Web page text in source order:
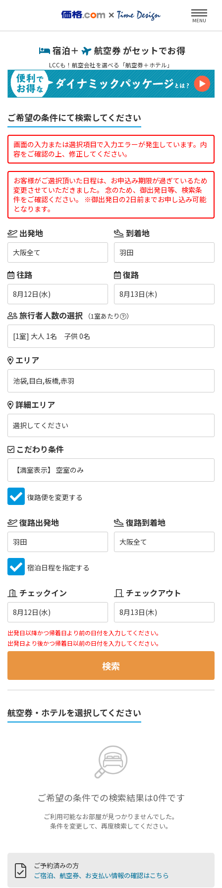
MENU
宿泊＋ 航空券 がセットでお得
LCCも！航空会社を選べる「航空券＋ホテル」
ご希望の条件にて検索してください
画面の入力または選択項目で入力エラーが発生しています。内
容をご確認の上、修正してください。
お客様がご選択頂いた日程は、お申込み期限が過ぎているため
変更させていただきました。 念のため、御出発日等、検索条
件をご確認ください。 ※御出発日の2日前までお申し込み可能
となります。
出発地
大阪全て
到着地
羽田
往路
8月12日(水)
復路
8月13日(木)
旅行者人数の選択 （1室あたり ）
[1室] 大人 1名 子供 0名
エリア
池袋,目白,板橋,赤羽
詳細エリア
選択してください
こだわり条件
【満室表示】 空室のみ
復路便を変更する
復路出発地
羽田
復路到着地
大阪全て
宿泊日程を指定する
チェックイン
8月12日(水)
チェックアウト
8月13日(木)
出発日以降かつ帰着日より前の日付を入力してください。
出発日より後かつ帰着日以前の日付を入力してください。
検索
航空券・ホテルを選択してください
ご希望の条件での検索結果は0件です
ご利用可能なお部屋が見つかりませんでした。
条件を変更して、再度検索してください。
ご予約済みの方
ご宿泊、航空券、お支払い情報の確認はこちら